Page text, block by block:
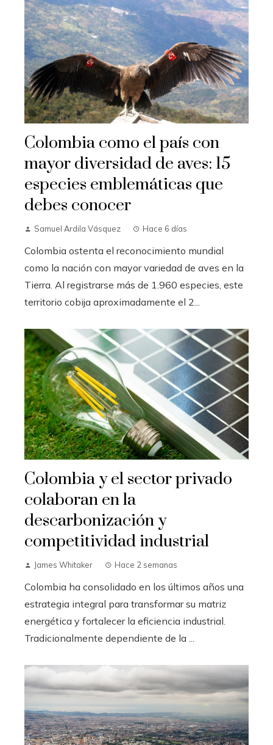
Colombia como el país con
mayor diversidad de aves: 15
especies emblemáticas que
debes conocer
Samuel Ardila Vásquez Hace 6 días
Colombia ostenta el reconocimiento mundial
como la nación con mayor variedad de aves en la
Tierra. Al registrarse más de 1.960 especies, este
territorio cobija aproximadamente el 2...
Colombia y el sector privado
colaboran en la
descarbonización y
competitividad industrial
James Whitaker Hace 2 semanas
Colombia ha consolidado en los últimos años una
estrategia integral para transformar su matriz
energética y fortalecer la eficiencia industrial.
Tradicionalmente dependiente de la ...